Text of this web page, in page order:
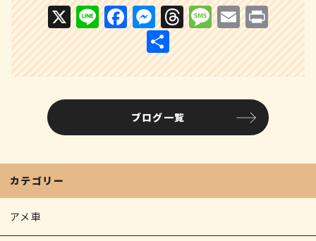
X Li
n
e
F
a
c
e
b
o
M
e
s
s
e
n
r
T
h
r
e
a
d
M
e
s
s
a
g
E
m
ai
l
P
ri
n
t
共
有
ブログ一覧
カテゴリー
アメ車